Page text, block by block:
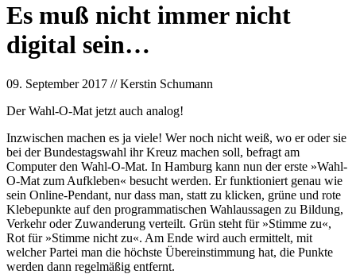
Es muß nicht immer nicht
digital sein…
09. September 2017 // Kerstin Schumann
Der Wahl-O-Mat jetzt auch analog!
Inzwischen machen es ja viele! Wer noch nicht weiß, wo er oder sie
bei der Bundestagswahl ihr Kreuz machen soll, befragt am
Computer den Wahl-O-Mat. In Hamburg kann nun der erste »Wahl-
O-Mat zum Aufkleben« besucht werden. Er funktioniert genau wie
sein Online-Pendant, nur dass man, statt zu klicken, grüne und rote
Klebepunkte auf den programmatischen Wahlaussagen zu Bildung,
Verkehr oder Zuwanderung verteilt. Grün steht für »Stimme zu«,
Rot für »Stimme nicht zu«. Am Ende wird auch ermittelt, mit
welcher Partei man die höchste Übereinstimmung hat, die Punkte
werden dann regelmäßig entfernt.